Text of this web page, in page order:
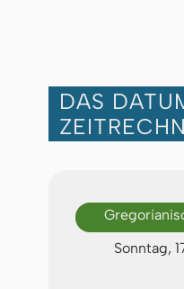
DAS
Sonntag,